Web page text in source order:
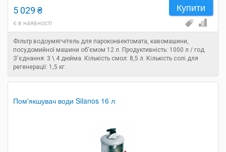
Купити
5 029 ₴
є в наявності
Фільтр водоумягчітель для пароконвектомата, кавомашини,
посудомийної машини об'ємом 12 л. Продуктивність: 1000 л / год.
З'єднання: 3 \ 4 дюйма. Кількість смол: 8,5 л. Кількість солі для
регенерації: 1,5 кг.
Пом'якшувач води Silanos 16 л